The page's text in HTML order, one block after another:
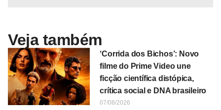
Veja também
‘Corrida dos Bichos’: Novo
filme do Prime Video une
ficção científica distópica,
crítica social e DNA brasileiro
07/08/2026